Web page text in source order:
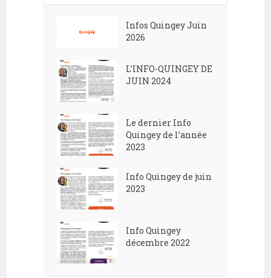
Infos Quingey Juin
2026
L’INFO-QUINGEY DE
JUIN 2024
Le dernier Info
Quingey de l’année
2023
Info Quingey de juin
2023
Info Quingey
décembre 2022